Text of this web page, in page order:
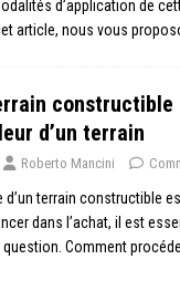
d’application de
article, nous vous
constructible
d’un terrain
Roberto Mancini
d’un terrain constructible
dans l’achat, il est
question. Comment